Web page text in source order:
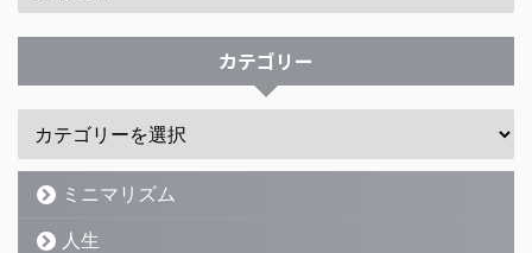
カテゴリー
ミニマリズム
人生